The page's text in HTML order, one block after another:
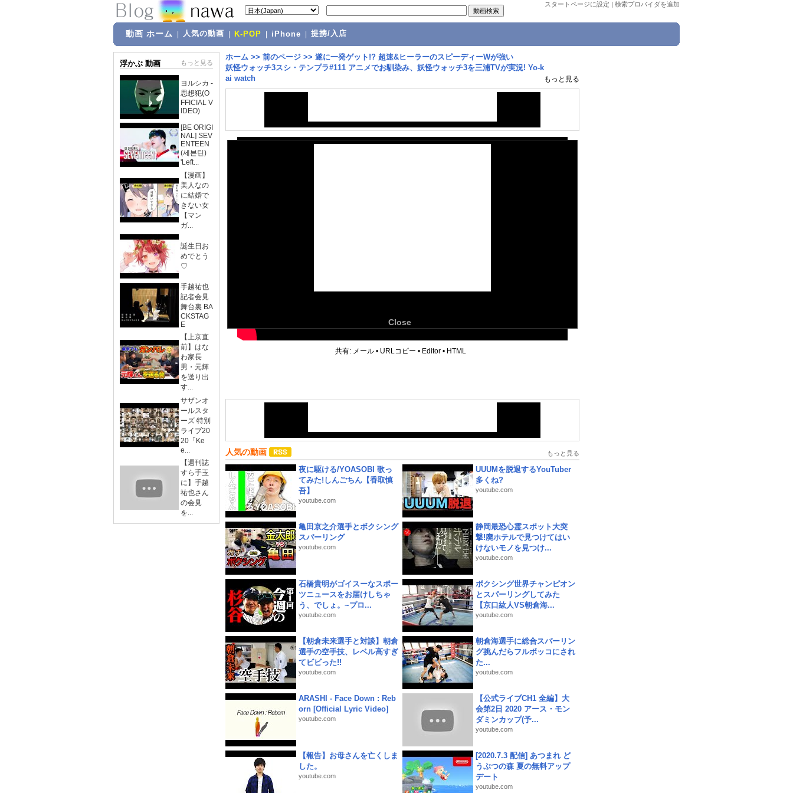
スタートページに設定 | 検索プロバイダを追加
動画 ホーム 人気の動画 K-POP iPhone 提携/入店
浮かぶ 動画 もっと見る
ヨルシカ -
思想犯(O
FFICIAL V
IDEO)
[BE ORIGI
NAL] SEV
ENTEEN
(세븐틴)
'Left...
【漫画】
美人なの
に結婚で
きない女
【マン
ガ...
誕生日お
めでとう
♡
手越祐也
記者会見
舞台裏 BA
CKSTAG
E
【上京直
前】はな
わ家長
男・元輝
を送り出
す...
サザンオ
ールスタ
ーズ 特別
ライブ20
20「Ke
e...
【週刊誌
すら手玉
に】手越
祐也さん
の会見
を...
ホーム >> 前のページ >> 遂に一発ゲット!? 超速&ヒーラーのスピーディーWが強い
妖怪ウォッチ3スシ・テンプラ#111 アニメでお馴染み、妖怪ウォッチ3を三浦TVが実況! Yo-k
ai watch
もっと見る
Close
共有: メール • URLコピー • Editor • HTML
人気の動画 もっと見る
夜に駆ける/YOASOBI 歌っ
てみた!しんごちん【香取慎
吾】
youtube.com
UUUMを脱退するYouTuber
多くね?
youtube.com
亀田京之介選手とボクシング
スパーリング
youtube.com
静岡最恐心霊スポット大突
撃!廃ホテルで見つけてはい
けないモノを見つけ...
youtube.com
石橋貴明がゴイスーなスポー
ツニュースをお届けしちゃ
う、でしょ。~プロ...
youtube.com
ボクシング世界チャンピオン
とスパーリングしてみた
【京口紘人VS朝倉海...
youtube.com
【朝倉未来選手と対談】朝倉
選手の空手技、レベル高すぎ
てビビった!!
youtube.com
朝倉海選手に総合スパーリン
グ挑んだらフルボッコにされ
た...
youtube.com
ARASHI - Face Down : Reb
orn [Official Lyric Video]
youtube.com
【公式ライブCH1 全編】大
会第2日 2020 アース・モン
ダミンカップ(予...
youtube.com
【報告】お母さんを亡くしま
した。
youtube.com
[2020.7.3 配信] あつまれ ど
うぶつの森 夏の無料アップ
デート
youtube.com